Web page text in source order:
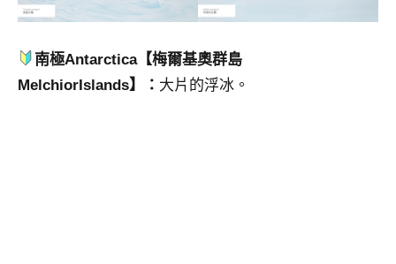
南極Antarctica【梅爾基奧群島
MelchiorIslands】： 大片的浮冰。